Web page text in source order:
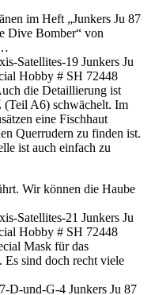
im Heft „Junkers Ju 87
Dive Bomber“ von
die Detaillierung ist
A6) schwächelt. Im
eine Fischhaut
Querrudern zu finden ist.
ist auch einfach zu
Wir können die Haube
Mask für das
Es sind doch recht viele